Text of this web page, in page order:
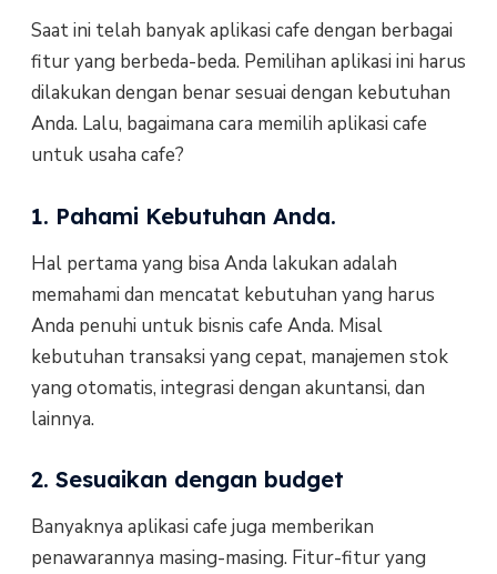
Saat ini telah banyak aplikasi cafe dengan berbagai
fitur yang berbeda-beda. Pemilihan aplikasi ini harus
dilakukan dengan benar sesuai dengan kebutuhan
Anda. Lalu, bagaimana cara memilih aplikasi cafe
untuk usaha cafe?
1. Pahami Kebutuhan Anda.
Hal pertama yang bisa Anda lakukan adalah
memahami dan mencatat kebutuhan yang harus
Anda penuhi untuk bisnis cafe Anda. Misal
kebutuhan transaksi yang cepat, manajemen stok
yang otomatis, integrasi dengan akuntansi, dan
lainnya.
2. Sesuaikan dengan budget
Banyaknya aplikasi cafe juga memberikan
penawarannya masing-masing. Fitur-fitur yang